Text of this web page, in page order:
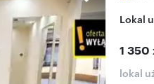
Lokal
1 350
lokal